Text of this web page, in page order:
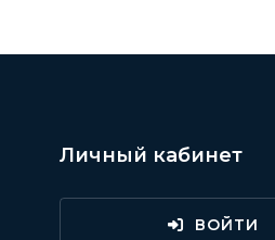
Личный кабинет
ВОЙТИ